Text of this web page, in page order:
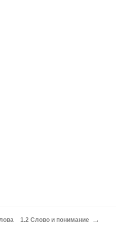
1.2 Слово и понимание →